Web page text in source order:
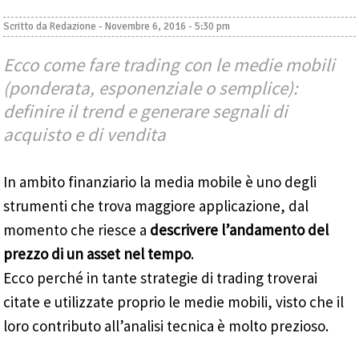
Scritto daRedazione -Novembre 6, 2016 - 5:30 pm
Ecco come fare trading con le medie mobili
(ponderata, esponenziale o semplice):
definire il trend e generare segnali di
acquisto e di vendita
In ambito finanziario la media mobile è uno degli
strumenti che trova maggiore applicazione, dal
momento che riesce a descrivere l’andamento del
prezzo di un asset nel tempo.
Ecco perché in tante strategie di trading troverai
citate e utilizzate proprio le medie mobili, visto che il
loro contributo all’analisi tecnica è molto prezioso.